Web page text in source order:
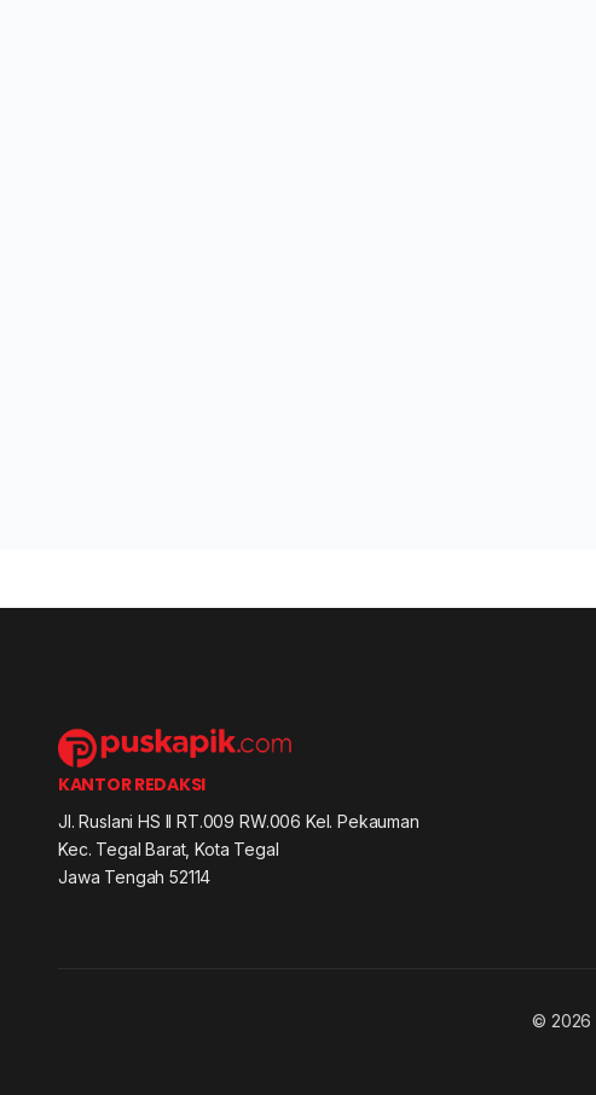
KANTOR REDAKSI
Jl. Ruslani HS II RT.009 RW.006 Kel. Pekauman
Kec. Tegal Barat, Kota Tegal
Jawa Tengah 52114
© 2026